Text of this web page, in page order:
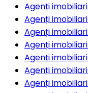
Agenți imobiliari
Agenți imobiliari
Agenți imobiliari
Agenți imobiliari
Agenți imobiliari
Agenți imobiliari
Agenți imobiliari